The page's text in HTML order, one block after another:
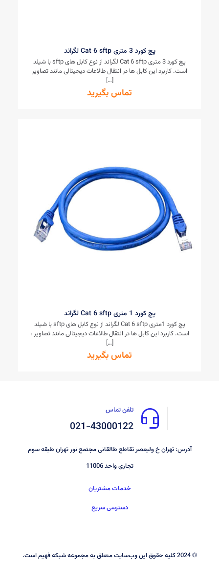
پچ کورد 3 متری Cat 6 sftp لگراند
پچ کورد 3 متری Cat 6 sftp لگراند از نوع کابل های sftp با شیلد
است. کاربرد این کابل ها در انتقال طالاعات دیجیتالی مانند تصاویر
[…]
تماس بگیرید
پچ کورد 1 متری Cat 6 sftp لگراند
پچ کورد 1متری Cat 6 sftp لگراند از نوع کابل های sftp با شیلد
است. کاربرد این کابل ها در انتقال طالاعات دیجیتالی مانند تصاویر ،
[…]
تماس بگیرید
تلفن تماس
021-43000122
آدرس: تهران خ ولیعصر تقاطع طالقانی مجتمع نور تهران طبقه سوم
تجاری واحد 11006
خدمات مشتریان
دسترسی سریع
© 2024 کليه حقوق اين وب‌سايت متعلق به مجموعه شبکه فهیم است.